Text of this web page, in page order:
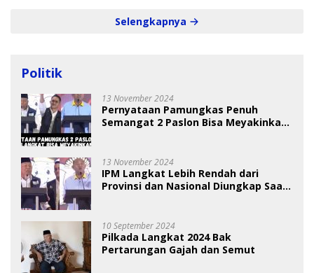
Selengkapnya
Politik
13 November 2024
Pernyataan Pamungkas Penuh
Semangat 2 Paslon Bisa Meyakinkan
13 November 2024
IPM Langkat Lebih Rendah dari
Provinsi dan Nasional Diungkap Saat
10 September 2024
Pilkada Langkat 2024 Bak
Pertarungan Gajah dan Semut